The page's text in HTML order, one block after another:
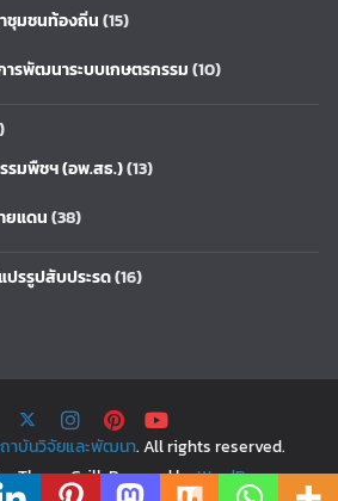
ชุมชนท้องถิ่น(15)
รพัฒนาระบบเกษตรกรรม(10)
รมพืชฯ (อพ.สธ.)(13)
ยแดน(38)
รรูปสับประรด(16)
าบันวิจัยและพัฒนา. All rights reserved.
ThemeGrill. Powered byWordPress.